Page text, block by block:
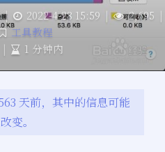
| 2022-4-28 15:59 | 2,695 |
工具教程
| 1 分钟内
天前，其中的信息可能
变。